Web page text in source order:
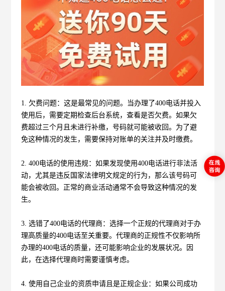
1. 欠费问题：这是最常见的问题。当办理了400电话并投入
使用后，需要定期检查后台系统，查看是否欠费。如果欠
费超过三个月且未进行补缴，号码就可能被收回。为了避
免这种情况的发生，需要保持对账单的关注并及时缴费。
2. 400电话的使用违规：如果发现使用400电话进行非法活
动，尤其是违反国家法律明文规定的行为，那么该号码可
能会被收回。正常的商业活动通常不会导致这种情况的发
生。
3. 选错了400电话的代理商：选择一个正规的代理商对于办
理高质量的400电话至关重要。代理商的正规性不仅影响所
办理的400电话的质量，还可能影响企业的发展状况。因
此，在选择代理商时需要谨慎考虑。
4. 使用自己企业的资质申请且是正规企业：如果公司成功